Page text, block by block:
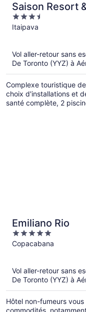
Saison Resort
3.5
out
Itaipava
Vol aller-retour sans
De Toronto (YYZ) à
Antonio Carlos Jobim
Complexe touristique
choix d'installations et
santé complète, 2
Emiliano Rio
5
out
Copacabana
Vol aller-retour sans
De Toronto (YYZ) à
Antonio Carlos Jobim
Hôtel non-fumeurs